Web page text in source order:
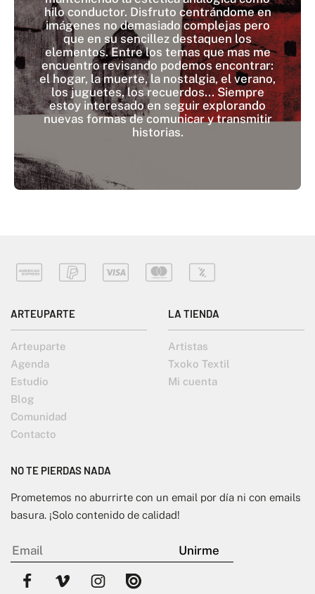
hilo conductor. Disfruto centrándome en
imágenes no demasiado complejas pero
que en su sencillez destaquen los
elementos. Entre los temas que mas me
encuentro revisando podemos encontrar:
el hogar, la muerte, la nostalgia, el verano,
los juguetes, los recuerdos... Siempre
estoy interesado en seguir explorando
nuevas formas de comunicar y transmitir
historias.
ARTEUPARTE
Arteuparte
Agenda
Estudio
Blog
Comunidad
Contacto
LA TIENDA
Artistas
Txoko Textil
Mi cuenta
NO TE PIERDAS NADA
Prometemos no aburrirte con un email por día ni con emails
basura. ¡Solo contenido de calidad!